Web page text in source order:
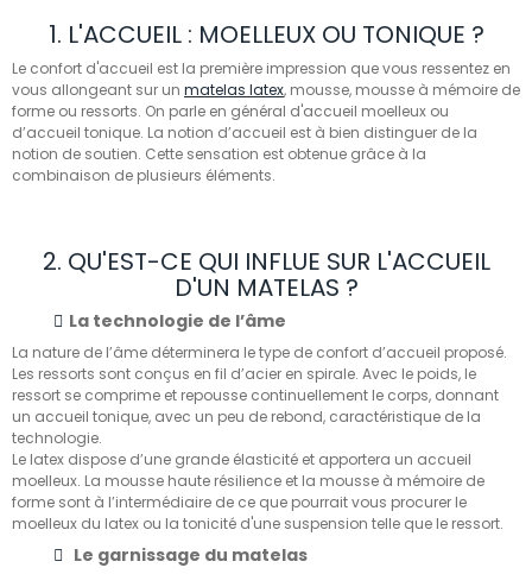
1. L'ACCUEIL : MOELLEUX OU TONIQUE ?
Le confort d'accueil est la première impression que vous ressentez en
vous allongeant sur un matelas latex, mousse, mousse à mémoire de
forme ou ressorts. On parle en général d'accueil moelleux ou
d’accueil tonique. La notion d’accueil est à bien distinguer de la
notion de soutien. Cette sensation est obtenue grâce à la
combinaison de plusieurs éléments.
2. QU'EST-CE QUI INFLUE SUR L'ACCUEIL
D'UN MATELAS ?
La technologie de l’âme
La nature de l’âme déterminera le type de confort d’accueil proposé.
Les ressorts sont conçus en fil d’acier en spirale. Avec le poids, le
ressort se comprime et repousse continuellement le corps, donnant
un accueil tonique, avec un peu de rebond, caractéristique de la
technologie.
Le latex dispose d’une grande élasticité et apportera un accueil
moelleux. La mousse haute résilience et la mousse à mémoire de
forme sont à l’intermédiaire de ce que pourrait vous procurer le
moelleux du latex ou la tonicité d'une suspension telle que le ressort.
Le garnissage du matelas